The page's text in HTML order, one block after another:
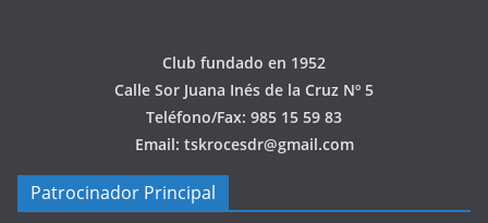
Club fundado en 1952
Calle Sor Juana Inés de la Cruz Nº 5
Teléfono/Fax: 985 15 59 83
Email: tskrocesdr@gmail.com
Patrocinador Principal